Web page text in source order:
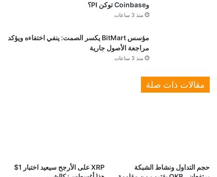
وCoinbase توكن PI؟
منذ 3 ساعات
مؤسس BitMart يكسر الصمت: ينفي اختفاءه ويؤكد
مراجعة الأصول جارية
منذ 3 ساعات
مقالات ذات صلة
حجم التداول ونشاط الشبكة
XRP على الأرجح سيعيد اختبار 1$